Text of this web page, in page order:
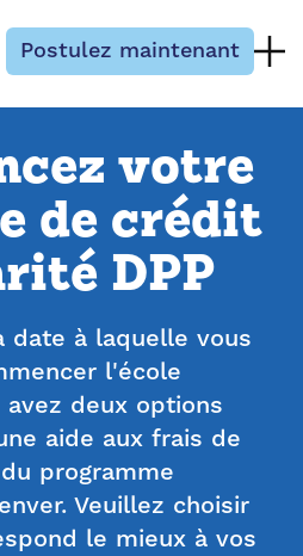
Postulez maintenant
votre
de crédit
DPP
date à laquelle vous
l'école
deux options
aide aux frais de
programme
Veuillez choisir
le mieux à vos